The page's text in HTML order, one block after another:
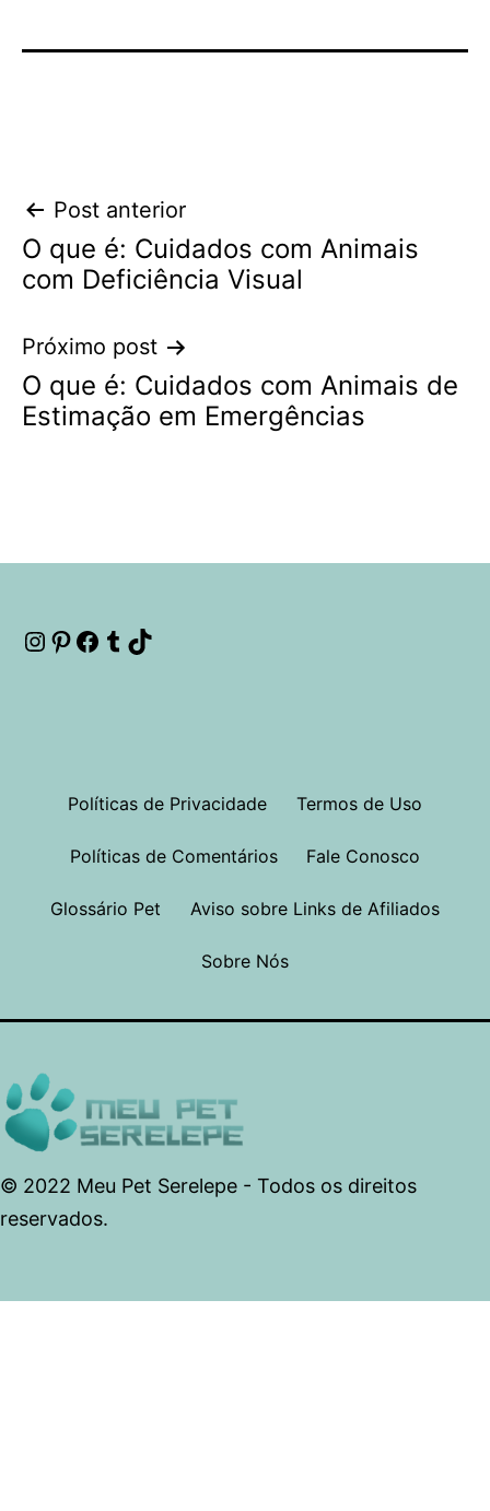
Navegação
de
Post anterior
O que é: Cuidados com Animais
com Deficiência Visual
Próximo post
O que é: Cuidados com Animais de
Estimação em Emergências
Instagram
Pinterest
Facebook
Tumblr
Políticas de Privacidade Termos de Uso
Políticas de Comentários Fale Conosco
Glossário Pet Aviso sobre Links de Afiliados
Sobre Nós
© 2022 Meu Pet Serelepe - Todos os direitos
reservados.